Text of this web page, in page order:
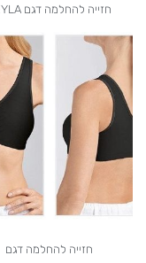
חזייה להחלמה דגם LEYLA
חזייה להחלמה דגם